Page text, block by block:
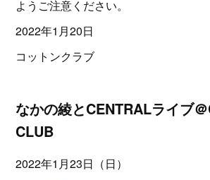
ようご注意ください。
2022年1月20日
コットンクラブ
なかの綾とCENTRALライブ
CLUB
2022年1月23日（日）